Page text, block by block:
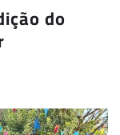
do